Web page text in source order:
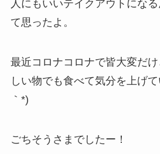
人にもいいテイクアウトにな
て思ったよ。
最近コロナコロナで皆大変だ
しい物でも食べて気分を上げ
｀*)
ごちそうさまでしたー！